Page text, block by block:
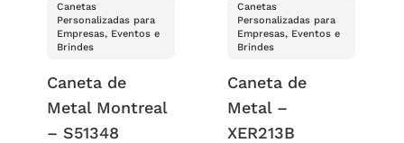
Canetas
Personalizadas para
Empresas, Eventos e
Brindes
Caneta de
Metal Montreal
– S51348
Canetas
Personalizadas para
Empresas, Eventos e
Brindes
Caneta de
Metal –
XER213B